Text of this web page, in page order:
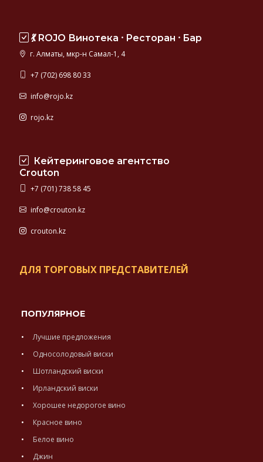
💃 ROJO Винотека ⸱ Ресторан ⸱ Бар
г. Алматы, мкр-н Самал-1, 4
+7 (702) 698 80 33
info@rojo.kz
rojo.kz
Кейтеринговое агентство
Crouton
+7 (701) 738 58 45
info@crouton.kz
crouton.kz
ДЛЯ ТОРГОВЫХ ПРЕДСТАВИТЕЛЕЙ
ПОПУЛЯРНОЕ
Лучшие предложения
Односолодовый виски
Шотландский виски
Ирландский виски
Хорошее недорогое вино
Красное вино
Белое вино
Джин